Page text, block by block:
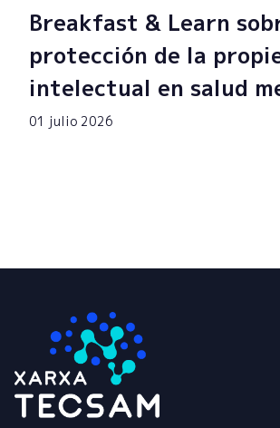
Breakfast & Learn
protección de la
intelectual en salud
01 julio 2026